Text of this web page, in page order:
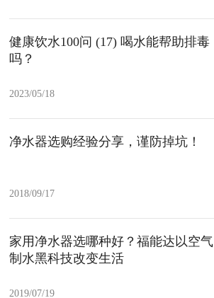
健康饮水100问 (17) 喝水能帮助排毒
吗？
2023/05/18
净水器选购经验分享，谨防掉坑！
2018/09/17
家用净水器选哪种好？福能达以空气
制水黑科技改变生活
2019/07/19